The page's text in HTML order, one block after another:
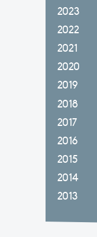
2023
2022
2021
2020
2019
2018
2017
2016
2015
2014
2013